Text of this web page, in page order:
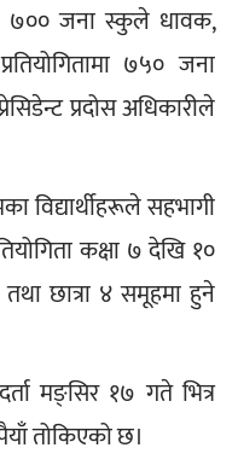
७०० जना स्कुले धावक,
७५० जना
प्रदोस अधिकारीले
विद्यार्थीहरूले सहभागी
कक्षा ७ देखि १०
छात्रा ४ समूहमा हुने
मङ्सिर १७ गते भित्र
तोकिएको छ।